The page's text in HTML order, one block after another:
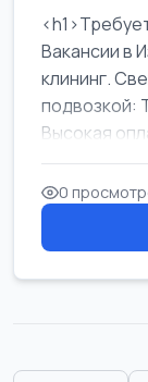
Вакансии в
клининг.
подвозкой:
Высокая
...
0